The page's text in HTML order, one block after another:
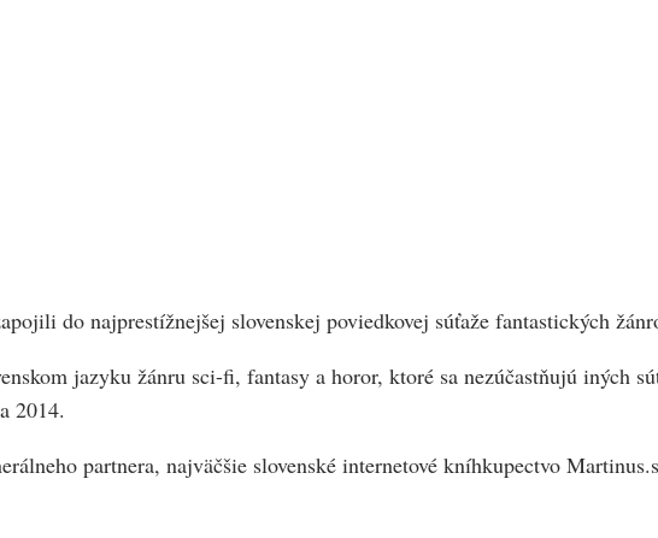
do najprestížnejšej slovenskej poviedkovej súťaže fantastických
jazyku žánru sci-fi, fantasy a horor, ktoré sa nezúčastňujú iných
2014.
partnera, najväčšie slovenské internetové kníhkupectvo